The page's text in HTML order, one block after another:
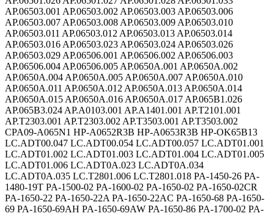
AP.06503.001 AP.06503.002 AP.06503.003 AP.06503.006
AP.06503.007 AP.06503.008 AP.06503.009 AP.06503.010
AP.06503.011 AP.06503.012 AP.06503.013 AP.06503.014
AP.06503.016 AP.06503.023 AP.06503.024 AP.06503.026
AP.06503.029 AP.06506.001 AP.06506.002 AP.06506.003
AP.06506.004 AP.06506.005 AP.0650A.001 AP.0650A.002
AP.0650A.004 AP.0650A.005 AP.0650A.007 AP.0650A.010
AP.0650A.011 AP.0650A.012 AP.0650A.013 AP.0650A.014
AP.0650A.015 AP.0650A.016 AP.0650A.017 AP.065B1.026
AP.065B3.024 AP.A0103.001 AP.A1401.001 AP.T2101.001
AP.T2303.001 AP.T2303.002 AP.T3503.001 AP.T3503.002
CPA09-A065N1 HP-A0652R3B HP-A0653R3B HP-OK65B13
LC.ADT00.047 LC.ADT00.054 LC.ADT00.057 LC.ADT01.001
LC.ADT01.002 LC.ADT01.003 LC.ADT01.004 LC.ADT01.005
LC.ADT01.006 LC.ADT0A.023 LC.ADT0A.034
LC.ADT0A.035 LC.T2801.006 LC.T2801.018 PA-1450-26 PA-
1480-19T PA-1500-02 PA-1600-02 PA-1650-02 PA-1650-02CR
PA-1650-22 PA-1650-22A PA-1650-22AC PA-1650-68 PA-1650-
69 PA-1650-69AH PA-1650-69AW PA-1650-86 PA-1700-02 PA-